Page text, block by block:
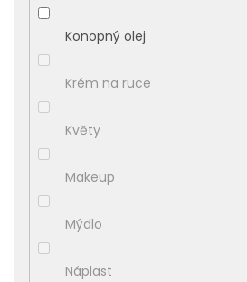
Konopný olej
Krém na ruce
Květy
Makeup
Mýdlo
Náplast